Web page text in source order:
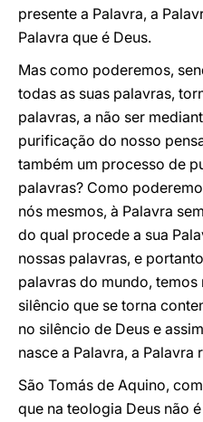
presente a Palavra, a
Palavra que é Deus.
Mas como poderemos,
todas as suas palavras,
palavras, a não ser
purificação do nosso
também um processo de
palavras? Como
nós mesmos, à Palavra
do qual procede a sua
nossas palavras, e
palavras do mundo,
silêncio que se torna
no silêncio de Deus e
nasce a Palavra, a Palavra
São Tomás de Aquino,
que na teologia Deus não